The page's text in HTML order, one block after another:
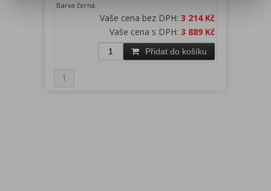
Barva černá.
Vaše cena bez DPH: 3 214 Kč
Vaše cena s DPH: 3 889 Kč
Přidat do košíku
1